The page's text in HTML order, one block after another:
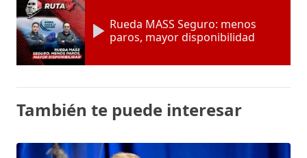
Rueda MASS Seguro: menos
paros, mayor disponibilidad
También te puede interesar